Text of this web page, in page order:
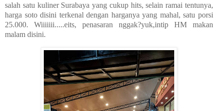
salah satu kuliner Surabaya yang cukup hits, selain ramai tentunya,
harga soto disini terkenal dengan harganya yang mahal, satu porsi
25.000. Wiiiiiii.....eits, penasaran nggak?yuk,intip HM makan
malam disini.